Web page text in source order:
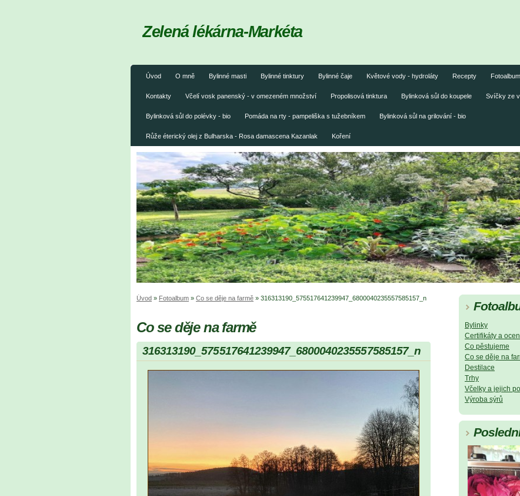
Úvod O mně Bylinné masti Bylinné tinktury Bylinné čaje Květové vody - hydroláty Recepty Fotoalbum
Kontakty Včelí vosk panenský - v omezeném množství Propolisová tinktura Bylinková sůl do koupele Svíčky ze
Bylinková sůl do polévky - bio Pomáda na rty - pampeliška s tužebníkem Bylinková sůl na grilování - bio
Růže éterický olej z Bulharska - Rosa damascena Kazanlak Koření
Zelená lékárna-Markéta
Úvod » Fotoalbum » Co se děje na farmě » 316313190_575517641239947_6800040235557585157_n
Co se děje na farmě
316313190_575517641239947_6800040235557585157_n
Bylinky
Certifikáty a
Co pěstujeme
Co se děje na
Destilace
Trhy
Včelky a jejich
Výroba sýrů